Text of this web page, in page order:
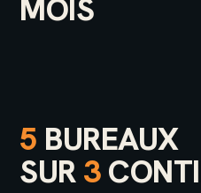
MOIS
5 BUREAUX
SUR3